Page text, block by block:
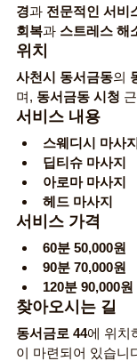
경과 전문적인 서비
회복과 스트레스 해
위치
사천시 동서금동의
며, 동서금동 시청
서비스 내용
스웨디시 마사지
딥티슈 마사지
아로마 마사지
헤드 마사지
서비스 가격
60분 50,000원
90분 70,000원
120분 90,000원
찾아오시는 길
동서금로 44에 위치
이 마련되어 있습니